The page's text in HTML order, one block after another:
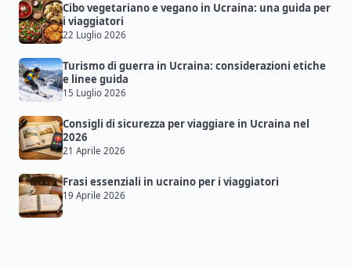
Cibo vegetariano e vegano in Ucraina: una guida per
i viaggiatori
22 Luglio 2026
Turismo di guerra in Ucraina: considerazioni etiche
e linee guida
15 Luglio 2026
Consigli di sicurezza per viaggiare in Ucraina nel
2026
21 Aprile 2026
Frasi essenziali in ucraino per i viaggiatori
19 Aprile 2026